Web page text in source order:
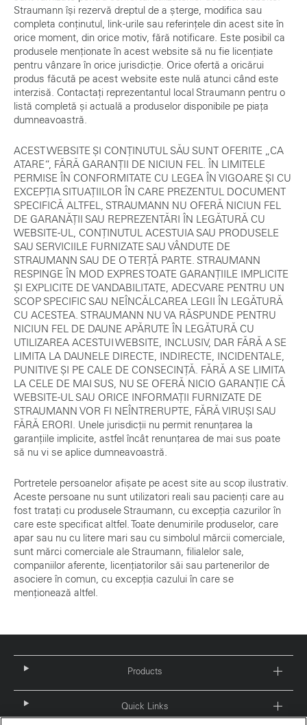
Straumann își rezervă dreptul de a șterge, modifica sau
completa conținutul, link-urile sau referințele din acest site în
orice moment, din orice motiv, fără notificare. Este posibil ca
produsele menționate în acest website să nu fie licențiate
pentru vânzare în orice jurisdicție. Orice ofertă a oricărui
produs făcută pe acest website este nulă atunci când este
interzisă. Contactați reprezentantul local Straumann pentru o
listă completă și actuală a produselor disponibile pe piața
dumneavoastră.
ACEST WEBSITE ȘI CONȚINUTUL SĂU SUNT OFERITE „CA
ATARE“, FĂRĂ GARANȚII DE NICIUN FEL. ÎN LIMITELE
PERMISE ÎN CONFORMITATE CU LEGEA ÎN VIGOARE ȘI CU
EXCEPȚIA SITUAȚIILOR ÎN CARE PREZENTUL DOCUMENT
SPECIFICĂ ALTFEL, STRAUMANN NU OFERĂ NICIUN FEL
DE GARANĂȚII SAU REPREZENTĂRI ÎN LEGĂTURĂ CU
WEBSITE-UL, CONȚINUTUL ACESTUIA SAU PRODUSELE
SAU SERVICIILE FURNIZATE SAU VÂNDUTE DE
STRAUMANN SAU DE O TERȚĂ PARTE. STRAUMANN
RESPINGE ÎN MOD EXPRES TOATE GARANȚIILE IMPLICITE
ȘI EXPLICITE DE VANDABILITATE, ADECVARE PENTRU UN
SCOP SPECIFIC SAU NEÎNCĂLCAREA LEGII ÎN LEGĂTURĂ
CU ACESTEA. STRAUMANN NU VA RĂSPUNDE PENTRU
NICIUN FEL DE DAUNE APĂRUTE ÎN LEGĂTURĂ CU
UTILIZAREA ACESTUI WEBSITE, INCLUSIV, DAR FĂRĂ A SE
LIMITA LA DAUNELE DIRECTE, INDIRECTE, INCIDENTALE,
PUNITIVE ȘI PE CALE DE CONSECINȚĂ. FĂRĂ A SE LIMITA
LA CELE DE MAI SUS, NU SE OFERĂ NICIO GARANȚIE CĂ
WEBSITE-UL SAU ORICE INFORMAȚII FURNIZATE DE
STRAUMANN VOR FI NEÎNTRERUPTE, FĂRĂ VIRUȘI SAU
FĂRĂ ERORI. Unele jurisdicții nu permit renunțarea la
garanțiile implicite, astfel încât renunțarea de mai sus poate
să nu vi se aplice dumneavoastră.
Portretele persoanelor afișate pe acest site au scop ilustrativ.
Aceste persoane nu sunt utilizatori reali sau pacienți care au
fost tratați cu produsele Straumann, cu excepția cazurilor în
care este specificat altfel. Toate denumirile produselor, care
apar sau nu cu litere mari sau cu simbolul mărcii comerciale,
sunt mărci comerciale ale Straumann, filialelor sale,
companiilor aferente, licențiatorilor săi sau partenerilor de
asociere în comun, cu excepția cazului în care se
menționează altfel.
Products
Quick Links